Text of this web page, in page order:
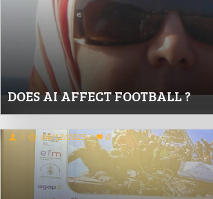
DOES AI AFFECT FOOTBALL ?
/ 04/12/2025 / 0